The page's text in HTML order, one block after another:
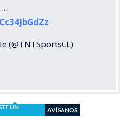
(@TNTSportsCL)
UN
AVÍSANOS